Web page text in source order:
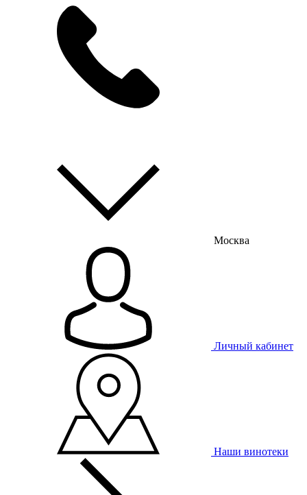
Москва
Личный кабинет
Наши винотеки